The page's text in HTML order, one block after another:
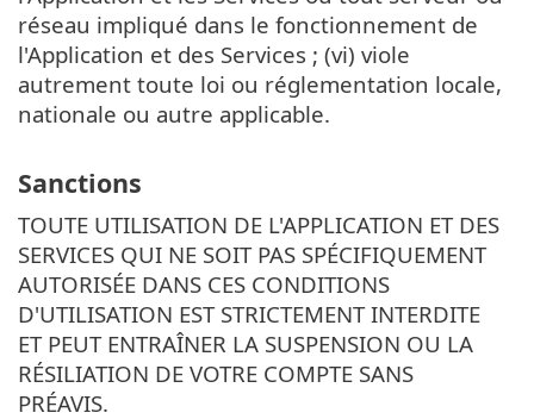
réseau impliqué dans le fonctionnement de
l'Application et des Services ; (vi) viole
autrement toute loi ou réglementation locale,
nationale ou autre applicable.
Sanctions
TOUTE UTILISATION DE L'APPLICATION ET DES
SERVICES QUI NE SOIT PAS SPÉCIFIQUEMENT
AUTORISÉE DANS CES CONDITIONS
D'UTILISATION EST STRICTEMENT INTERDITE
ET PEUT ENTRAÎNER LA SUSPENSION OU LA
RÉSILIATION DE VOTRE COMPTE SANS
PRÉAVIS.